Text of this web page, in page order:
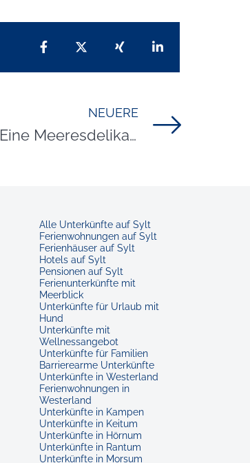
Teilen auf Facebook
Teilen auf XTeilen auf Xing
Teilen auf
NEUERE
Titel für Beitrag
Eine Meeresdelikatesse: Rezept für überbackene Austern
Alle Unterkünfte auf Sylt
Ferienwohnungen auf Sylt
Ferienhäuser auf Sylt
Hotels auf Sylt
Pensionen auf Sylt
Ferienunterkünfte mit
Meerblick
Unterkünfte für Urlaub mit
Hund
Unterkünfte mit
Wellnessangebot
Unterkünfte für Familien
Barrierearme Unterkünfte
Unterkünfte in Westerland
Ferienwohnungen in
Westerland
Unterkünfte in Kampen
Unterkünfte in Keitum
Unterkünfte in Hörnum
Unterkünfte in Rantum
Unterkünfte in Morsum